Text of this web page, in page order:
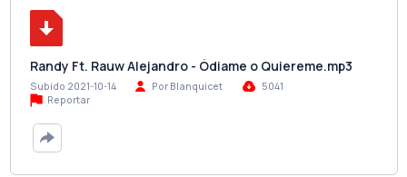
Randy Ft. Rauw Alejandro - Ódiame o Quiereme.mp3
Subido 2021-10-14 Por Blanquicet
5041
Reportar